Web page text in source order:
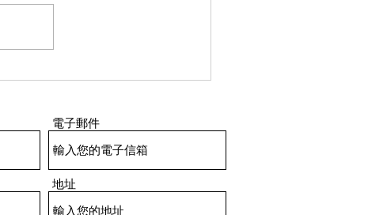
而酒店、會所更是經過精心設計，
怎樣選擇呢？很多時專業的人士會
不一定需要鮮艷或花巧款式，反而
使用一些功能性較佳物料，例如易
於清潔的，或是防細菌滋生的物
料，以防有些長者可能身
電子郵件
地址